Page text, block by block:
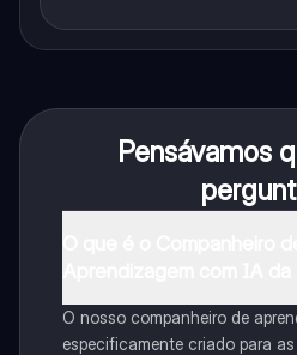
Pensávamos
O nosso companheiro de
especificamente criado para